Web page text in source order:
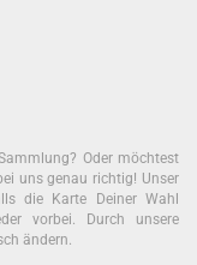
Oder möchtest
uns genau richtig! Unser
die Karte Deiner Wahl
vorbei. Durch unsere
ändern.